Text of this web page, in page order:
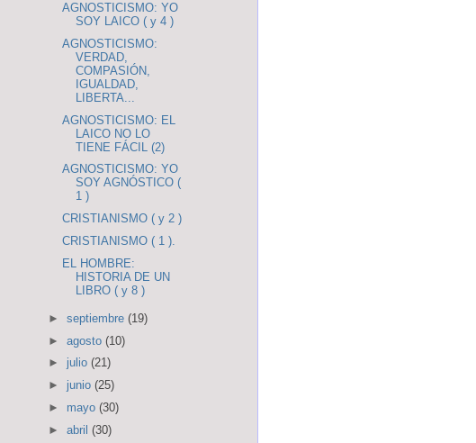
AGNOSTICISMO: YO
SOY LAICO ( y 4 )
AGNOSTICISMO:
VERDAD,
COMPASIÓN,
IGUALDAD,
LIBERTA...
AGNOSTICISMO: EL
LAICO NO LO
TIENE FÁCIL (2)
AGNOSTICISMO: YO
SOY AGNÓSTICO (
1 )
CRISTIANISMO ( y 2 )
CRISTIANISMO ( 1 ).
EL HOMBRE:
HISTORIA DE UN
LIBRO ( y 8 )
► septiembre (19)
► agosto (10)
► julio (21)
► junio (25)
► mayo (30)
► abril (30)